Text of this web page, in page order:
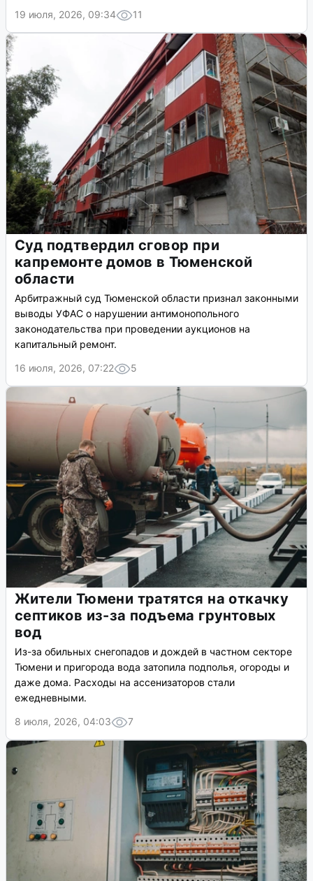
19 июля, 2026, 09:34
11
Суд подтвердил сговор при
капремонте домов в Тюменской
области
Арбитражный суд Тюменской области признал законными
выводы УФАС о нарушении антимонопольного
законодательства при проведении аукционов на
капитальный ремонт.
16 июля, 2026, 07:22
5
Жители Тюмени тратятся на откачку
септиков из-за подъема грунтовых
вод
Из-за обильных снегопадов и дождей в частном секторе
Тюмени и пригорода вода затопила подполья, огороды и
даже дома. Расходы на ассенизаторов стали
ежедневными.
8 июля, 2026, 04:03
7